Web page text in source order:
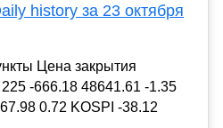
history за 23 октября
Цена закрытия
-666.18 48641.61 -1.35
0.72 KOSPI -38.12